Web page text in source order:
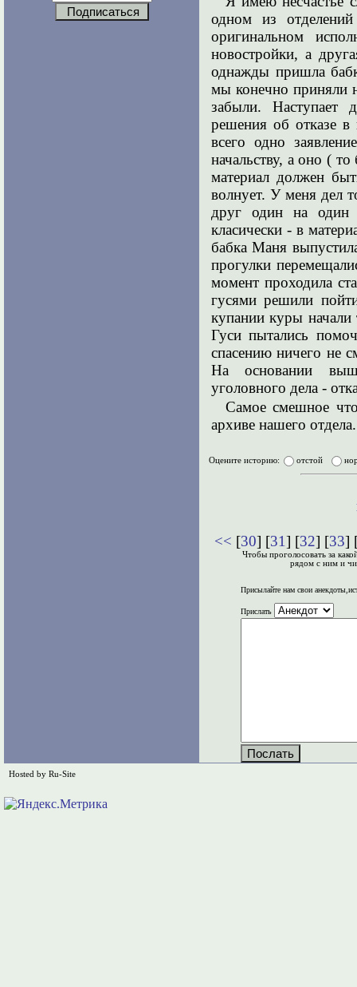
одном из
оригинальном
новостройки, а
однажды пришла
мы конечно приняли
забыли. Наступает
решения об отказе в
всего одно
начальству, а оно (
материал должен
волнует. У меня дел
друг один на один
класически - в
бабка Маня
прогулки
момент проходила
гусями решили
купании куры начали
Гуси пытались
спасению ничего не
На основании
уголовного дела -
Самое смешное
архиве нашего отдела.
Оцените историю: отстой
<< [30] [31] [32] [33]
Чтобы проголосовать за
рядом с ним и
Присылайте нам свои
Прислать
Hosted by Ru-Site